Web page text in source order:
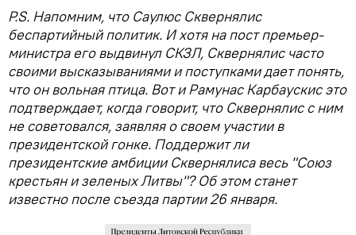
P.S. Напомним, что Саулюс Сквернялис
беспартийный политик. И хотя на пост премьер-
министра его выдвинул СКЗЛ, Сквернялис часто
своими высказываниями и поступками дает понять,
что он вольная птица. Вот и Рамунас Карбаускис это
подтверждает, когда говорит, что Сквернялис с ним
не советовался, заявляя о своем участии в
президентской гонке. Поддержит ли
президентские амбиции Сквернялиса весь "Союз
крестьян и зеленых Литвы"? Об этом станет
известно после съезда партии 26 января.